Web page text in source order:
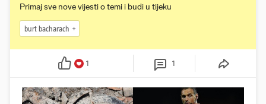
Primaj sve nove vijesti o temi i budi u tijeku
burt bacharach
1 1